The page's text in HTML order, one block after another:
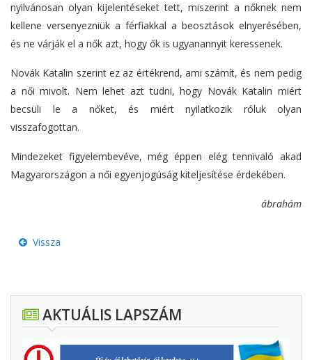
nyilvánosan olyan kijelentéseket tett, miszerint a nőknek nem
kellene versenyezniük a férfiakkal a beosztások elnyerésében,
és ne várják el a nők azt, hogy ők is ugyanannyit keressenek.
Novák Katalin szerint ez az értékrend, ami számít, és nem pedig
a női mivolt. Nem lehet azt tudni, hogy Novák Katalin miért
becsüli le a nőket, és miért nyilatkozik róluk olyan
visszafogottan.
Mindezeket figyelembevéve, még éppen elég tennivaló akad
Magyarországon a női egyenjogúság kiteljesítése érdekében.
ábrahám
Vissza
AKTUÁLIS LAPSZÁM